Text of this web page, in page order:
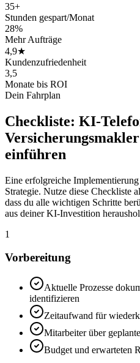
35+
Stunden gespart/Monat
28%
Mehr Aufträge
4,9★
Kundenzufriedenheit
3,5
Monate bis ROI
Dein Fahrplan
Checkliste: KI-
Versicherungsmakler
einführen
Eine erfolgreiche
Strategie. Nutze diese Checkliste
dass du alle wichtigen Schritte
aus deiner KI-Investition
1
Vorbereitung
Aktuelle Prozesse
identifizieren
Zeitaufwand für
Mitarbeiter über
Budget und erwarteten